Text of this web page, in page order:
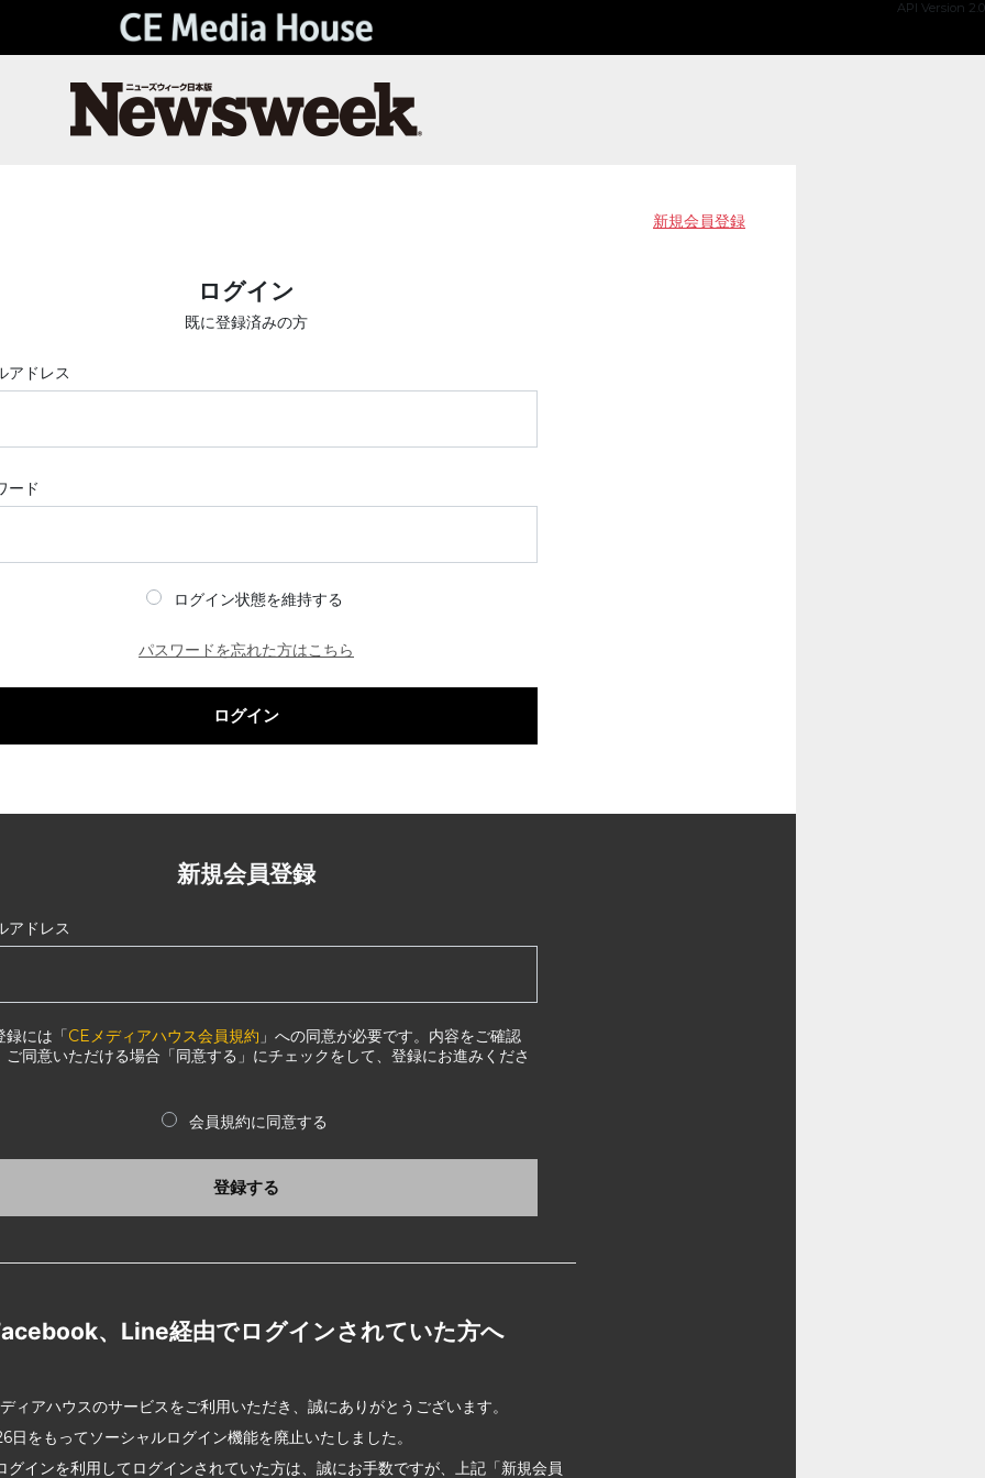
API Version 2.0
新規会員登録
ログイン
既に登録済みの方
アドレス
ード
ログイン状態を維持する
パスワードを忘れた方はこちら
ログイン
新規会員登録
アドレス
録には「CEメディアハウス会員規約 」への同意が必要です。内容をご確認
ご同意いただける場合「同意する」にチェックをして、登録にお進みくださ
会員規約に同意する
登録する
、Line経由でログインされていた方へ
ィアハウスのサービスをご利用いただき、誠にありがとうございます。
日をもってソーシャルログイン機能を廃止いたしました。
グインを利用してログインされていた方は、誠にお手数ですが、上記「新規会員